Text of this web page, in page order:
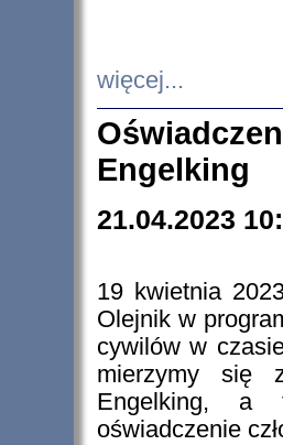
więcej...
Engelking
21.04.2023
19 kwietnia
Olejnik w
cywilów w
mierzymy się
Engelking, a
oświadczenie